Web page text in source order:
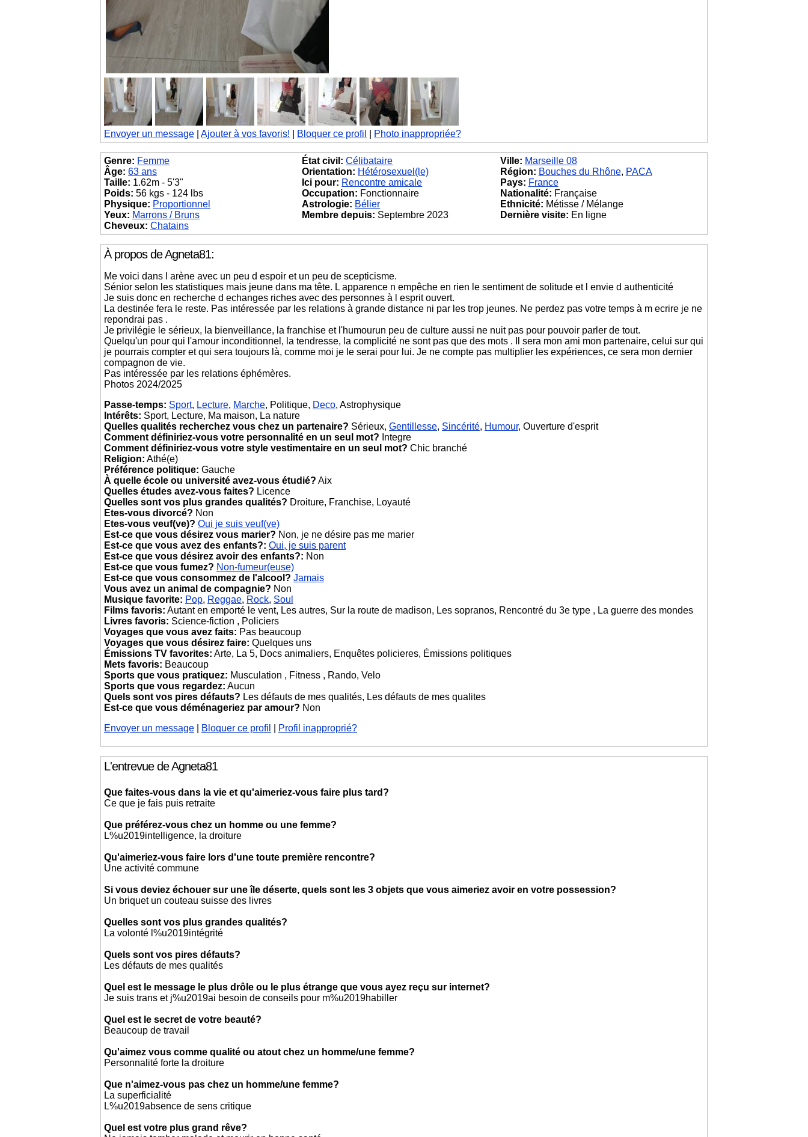
Envoyer un message Ajouter à vos favoris! Bloquer ce profil Photo inappropriée?
Genre: Femme
Âge: 63 ans
Taille: 1.62m - 5'3"
Poids: 56 kgs - 124 lbs
Physique: Proportionnel
Yeux: Marrons / Bruns
Cheveux: Chatains
État civil: Célibataire
Orientation: Hétérosexuel(le)
Ici pour: Rencontre amicale
Occupation: Fonctionnaire
Astrologie: Bélier
Membre depuis: Septembre 2023
Ville: Marseille 08
Région: Bouches du Rhône, PACA
Pays: France
Nationalité: Française
Ethnicité: Métisse / Mélange
Dernière visite: En ligne
À propos de Agneta81:
Me voici dans l arène avec un peu d espoir et un peu de scepticisme.
Sénior selon les statistiques mais jeune dans ma tête. L apparence n empêche en rien le sentiment de solitude et l envie d authenticité
Je suis donc en recherche d echanges riches avec des personnes à l esprit ouvert.
La destinée fera le reste. Pas intéressée par les relations à grande distance ni par les trop jeunes. Ne perdez pas votre temps à m ecrire je ne
repondrai pas .
Je privilégie le sérieux, la bienveillance, la franchise et l'humourun peu de culture aussi ne nuit pas pour pouvoir parler de tout.
Quelqu'un pour qui l'amour inconditionnel, la tendresse, la complicité ne sont pas que des mots . Il sera mon ami mon partenaire, celui sur qui
je pourrais compter et qui sera toujours là, comme moi je le serai pour lui. Je ne compte pas multiplier les expériences, ce sera mon dernier
compagnon de vie.
Pas intéressée par les relations éphémères.
Photos 2024/2025
Passe-temps: Sport, Lecture, Marche, Politique, Deco, Astrophysique
Intérêts: Sport, Lecture, Ma maison, La nature
Quelles qualités recherchez vous chez un partenaire? Sérieux, Gentillesse, Sincérité, Humour, Ouverture d'esprit
Comment définiriez-vous votre personnalité en un seul mot? Integre
Comment définiriez-vous votre style vestimentaire en un seul mot? Chic branché
Religion: Athé(e)
Préférence politique: Gauche
À quelle école ou université avez-vous étudié? Aix
Quelles études avez-vous faites? Licence
Quelles sont vos plus grandes qualités? Droiture, Franchise, Loyauté
Etes-vous divorcé? Non
Etes-vous veuf(ve)? Oui je suis veuf(ve)
Est-ce que vous désirez vous marier? Non, je ne désire pas me marier
Est-ce que vous avez des enfants?: Oui, je suis parent
Est-ce que vous désirez avoir des enfants?: Non
Est-ce que vous fumez? Non-fumeur(euse)
Est-ce que vous consommez de l'alcool? Jamais
Vous avez un animal de compagnie? Non
Musique favorite: Pop, Reggae, Rock, Soul
Films favoris: Autant en emporté le vent, Les autres, Sur la route de madison, Les sopranos, Rencontré du 3e type , La guerre des mondes
Livres favoris: Science-fiction , Policiers
Voyages que vous avez faits: Pas beaucoup
Voyages que vous désirez faire: Quelques uns
Émissions TV favorites: Arte, La 5, Docs animaliers, Enquêtes policieres, Émissions politiques
Mets favoris: Beaucoup
Sports que vous pratiquez: Musculation , Fitness , Rando, Velo
Sports que vous regardez: Aucun
Quels sont vos pires défauts? Les défauts de mes qualités, Les défauts de mes qualites
Est-ce que vous déménageriez par amour? Non
Envoyer un message
Bloquer ce profil Profil inapproprié?
L'entrevue de Agneta81
Que faites-vous dans la vie et qu'aimeriez-vous faire plus tard?
Ce que je fais puis retraite
Que préférez-vous chez un homme ou une femme?
L%u2019intelligence, la droiture
Qu'aimeriez-vous faire lors d'une toute première rencontre?
Une activité commune
Si vous deviez échouer sur une île déserte, quels sont les 3 objets que vous aimeriez avoir en votre possession?
Un briquet un couteau suisse des livres
Quelles sont vos plus grandes qualités?
La volonté l%u2019intégrité
Quels sont vos pires défauts?
Les défauts de mes qualités
Quel est le message le plus drôle ou le plus étrange que vous ayez reçu sur internet?
Je suis trans et j%u2019ai besoin de conseils pour m%u2019habiller
Quel est le secret de votre beauté?
Beaucoup de travail
Qu'aimez vous comme qualité ou atout chez un homme/une femme?
Personnalité forte la droiture
Que n'aimez-vous pas chez un homme/une femme?
La superficialité
L%u2019absence de sens critique
Quel est votre plus grand rêve?